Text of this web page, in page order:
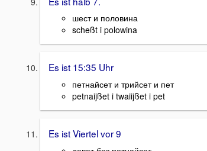
шест и половина
scheßt i polowina
Es ist 15:35 Uhr
петнайсет и трийсет и пет
petnaijßet i twaiijßet i pet
Es ist Viertel vor 9